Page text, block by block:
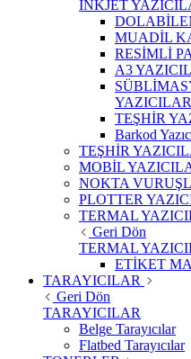
INKJET
MUADİL
RESİMLİ
A3
YAZICILAR
TEŞHİR
Barkod
TEŞHİR
MOBİL
NOKTA
PLOTTER
TERMAL
Geri Dön
TERMAL
ETİKET
TARAYICILAR
Geri Dön
TARAYICILAR
Belge Tarayıcılar
Flatbed Tarayıcılar